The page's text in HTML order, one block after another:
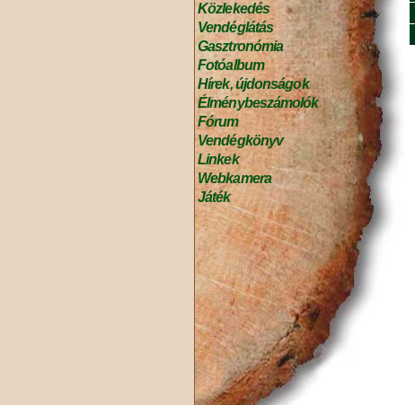
Közlekedés
Vendéglátás
Gasztronómia
Fotóalbum
Hírek, újdonságok
Élménybeszámolók
Fórum
Vendégkönyv
Linkek
Webkamera
Játék